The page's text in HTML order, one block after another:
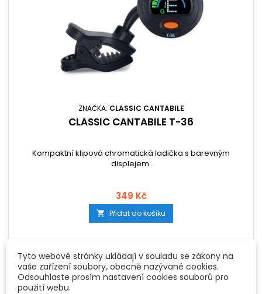
ZNAČKA: CLASSIC CANTABILE
CLASSIC CANTABILE T-36
Kompaktní klipová chromatická ladička s barevným
displejem.
349 Kč
 Přidat do košíku
Tyto webové stránky ukládají v souladu se zákony na
vaše zařízení soubory, obecně nazývané cookies.
Odsouhlaste prosím nastavení cookies souborů pro
použití webu.